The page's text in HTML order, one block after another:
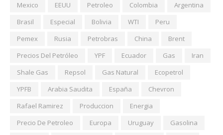
Mexico
EEUU Petroleo Colombia
Argentina
Brasil
Especial Bolivia WTI
Peru
Pemex
Rusia Petrobras China
Brent
Precios Del Petróleo
YPF Ecuador Gas
Iran
Shale Gas
Repsol Gas Natural
Ecopetrol
YPFB
Arabia Saudita España
Chevron
Rafael Ramirez
Produccion
Energia
Precio De Petroleo
Europa Uruguay
Gasolina